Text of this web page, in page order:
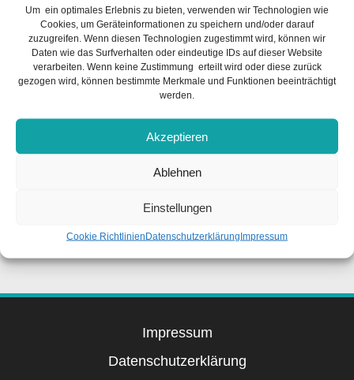
Um ein optimales Erlebnis zu bieten, verwenden wir Technologien wie
Cookies, um Geräteinformationen zu speichern und/oder darauf
zuzugreifen. Wenn diesen Technologien zugestimmt wird, können wir
Daten wie das Surfverhalten oder eindeutige IDs auf dieser Website
verarbeiten. Wenn keine Zustimmung erteilt wird oder diese zurück
gezogen wird, können bestimmte Merkmale und Funktionen beeinträchtigt
werden.
Akzeptieren
Ablehnen
Einstellungen
Cookie RichtlinienDatenschutzerklärungImpressum
und gefunden in der Sie nun allein Prinzessin sein darf
Wir vermissen seitdem schrecklich unser Knips-
Stiebiz-Zefix – aber so geht Züchtern nunmal wenn
alles im überschaubaren Rahmen und familiär bleiben
soll ;-(
großrahmige und gesunde Junghündin bekommen die
bereits aus dem Gröbsten raus ist und gleich Spaß
macht ebenso wie gleich auf dem Sofa oder Bett
Wir wünschen Ghani und Ihrer Familie jedenfalls ein
Impressum
Datenschutzerklärung